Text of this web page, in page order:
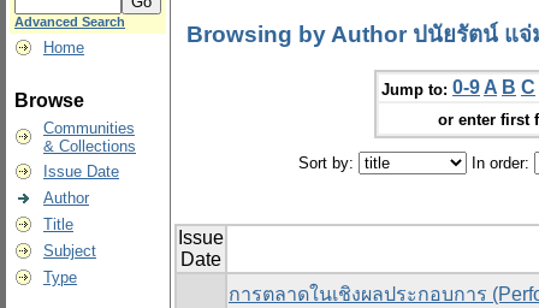
Advanced Search
Home
Browse
Communities
& Collections
Issue Date
Author
Title
Subject
Type
Browsing by Author ปนัยรัตน์ แจ่
Jump to: 0-9 A B C
or enter first
Sort by: In order:
Issue
Date
การตลาดในเชิงผลประกอบการ